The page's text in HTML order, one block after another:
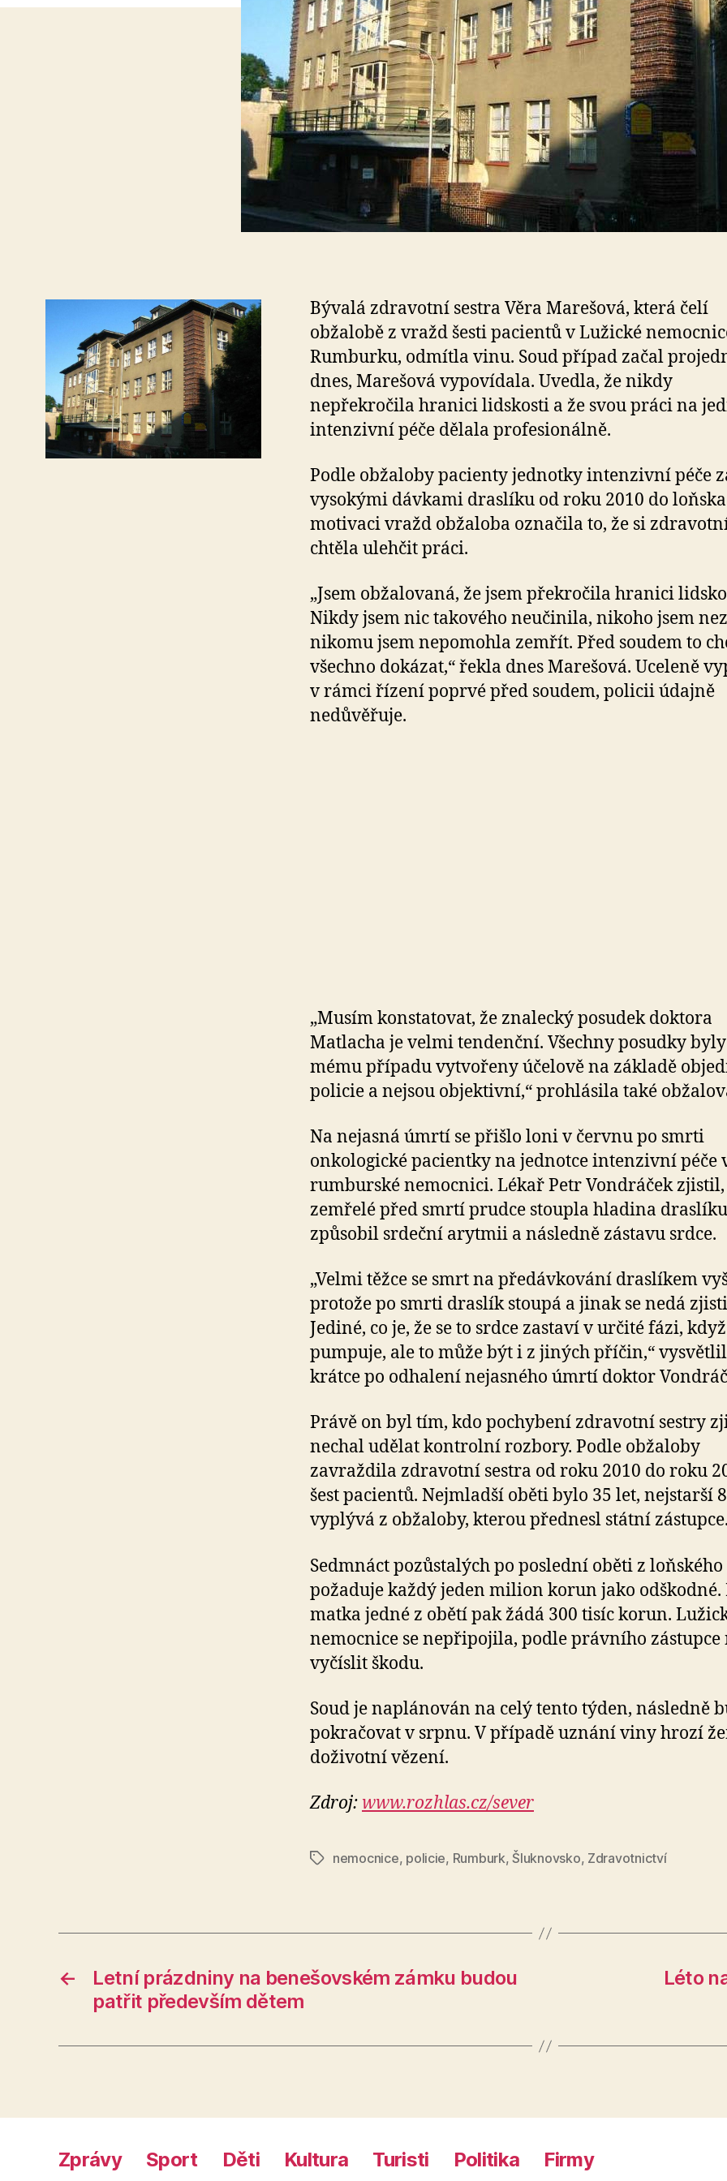
Bývalá zdravotní sestra Věra Marešová, která čelí
obžalobě z vražd šesti pacientů v Lužické
Rumburku, odmítla vinu. Soud případ začal
dnes, Marešová vypovídala. Uvedla, že nikdy
nepřekročila hranici lidskosti a že svou práci na
intenzivní péče dělala profesionálně.
Podle obžaloby pacienty jednotky intenzivní péče
vysokými dávkami draslíku od roku 2010 do
motivaci vražd obžaloba označila to, že si
chtěla ulehčit práci.
„Jsem obžalovaná, že jsem překročila hranici
Nikdy jsem nic takového neučinila, nikoho jsem
nikomu jsem nepomohla zemřít. Před soudem to
všechno dokázat,“ řekla dnes Marešová. Uceleně
v rámci řízení poprvé před soudem, policii údajně
nedůvěřuje.
„Musím konstatovat, že znalecký posudek doktora
Matlacha je velmi tendenční. Všechny posudky
mému případu vytvořeny účelově na základě
policie a nejsou objektivní,“ prohlásila také
Na nejasná úmrtí se přišlo loni v červnu po smrti
onkologické pacientky na jednotce intenzivní péče
rumburské nemocnici. Lékař Petr Vondráček zjistil,
zemřelé před smrtí prudce stoupla hladina
způsobil srdeční arytmii a následně zástavu srdce.
„Velmi těžce se smrt na předávkování draslíkem
protože po smrti draslík stoupá a jinak se nedá
Jediné, co je, že se to srdce zastaví v určité fázi, když
pumpuje, ale to může být i z jiných příčin,“ vysvětlil
krátce po odhalení nejasného úmrtí doktor
Právě on byl tím, kdo pochybení zdravotní sestry
nechal udělat kontrolní rozbory. Podle obžaloby
zavraždila zdravotní sestra od roku 2010 do roku
šest pacientů. Nejmladší oběti bylo 35 let, nejstarší
vyplývá z obžaloby, kterou přednesl státní zástupce.
Sedmnáct pozůstalých po poslední oběti z
požaduje každý jeden milion korun jako odškodné.
matka jedné z obětí pak žádá 300 tisíc korun.
nemocnice se nepřipojila, podle právního
vyčíslit škodu.
Soud je naplánován na celý tento týden, následně
pokračovat v srpnu. V případě uznání viny hrozí
doživotní vězení.
Zdroj: www.rozhlas.cz/sever
Štítkynemocnice, policie, Rumburk,Šluknovsko, Zdravotnictví
←
Letní prázdniny na benešovském zámku budou
patřit především dětem
Léto
Zprávy Sport Děti Kultura Turisti Politika Firmy